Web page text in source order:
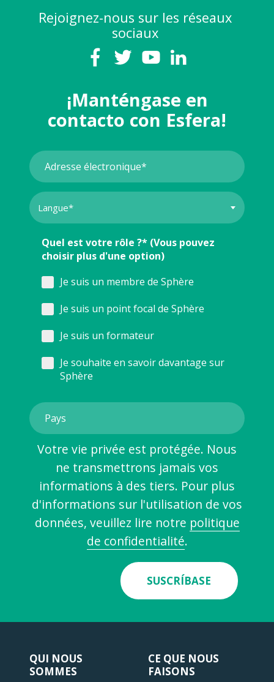
Rejoignez-nous sur les réseaux
sociaux
¡Manténgase en
contacto con Esfera!
Quel est votre rôle ?* (Vous pouvez
choisir plus d'une option)
Je suis un membre de Sphère
Je suis un point focal de Sphère
Je suis un formateur
Je souhaite en savoir davantage sur
Sphère
Votre vie privée est protégée. Nous
ne transmettrons jamais vos
informations à des tiers. Pour plus
d'informations sur l'utilisation de vos
données, veuillez lire notre politique
de confidentialité.
SUSCRÍBASE
QUI NOUS
SOMMES
CE QUE NOUS
FAISONS